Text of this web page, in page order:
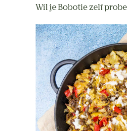
Wil je Bobotie zelf